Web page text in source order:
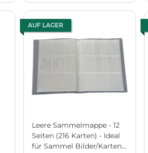
Leere Sammelmappe - 12
Seiten (216 Karten) - Ideal
für Sammel Bilder/Karten -
AUF LAGER